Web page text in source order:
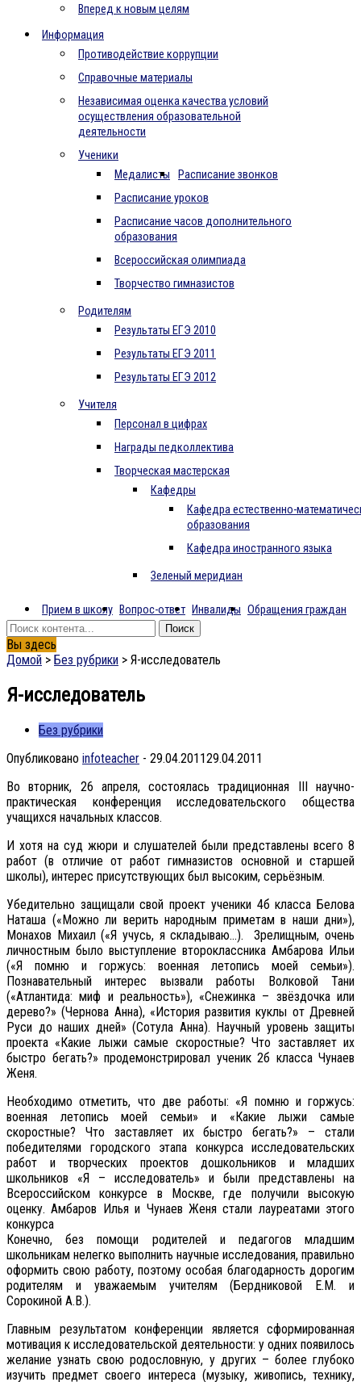
Вперед к новым целям
Информация
Противодействие коррупции
Справочные материалы
Независимая оценка качества условий
осуществления образовательной
деятельности
Ученики
Медалисты
Расписание звонков
Расписание уроков
Расписание часов дополнительного
образования
Всероссийская олимпиада
Творчество гимназистов
Родителям
Результаты ЕГЭ 2010
Результаты ЕГЭ 2011
Результаты ЕГЭ 2012
Учителя
Персонал в цифрах
Награды педколлектива
Творческая мастерская
Кафедры
Кафедра естественно-
образования
Кафедра иностранного языка
Зеленый меридиан
Прием в школу Вопрос-ответ Инвалиды Обращения граждан
Вы здесь
Домой > Без рубрики > Я-исследователь
Я-исследователь
Без рубрики
Опубликовано infoteacher - 29.04.201129.04.2011
Во вторник, 26 апреля, состоялась традиционная III научно-
практическая конференция исследовательского общества
учащихся начальных классов.
И хотя на суд жюри и слушателей были представлены всего 8
работ (в отличие от работ гимназистов основной и старшей
школы), интерес присутствующих был высоким, серьёзным.
Убедительно защищали свой проект ученики 4б класса Белова
Наташа («Можно ли верить народным приметам в наши дни»),
Монахов Михаил («Я учусь, я складываю…). Зрелищным, очень
личностным было выступление второклассника Амбарова Ильи
(«Я помню и горжусь: военная летопись моей семьи»).
Познавательный интерес вызвали работы Волковой Тани
(«Атлантида: миф и реальность»), «Снежинка – звёздочка или
дерево?» (Чернова Анна), «История развития куклы от Древней
Руси до наших дней» (Сотула Анна). Научный уровень защиты
проекта «Какие лыжи самые скоростные? Что заставляет их
быстро бегать?» продемонстрировал ученик 2б класса Чунаев
Женя.
Необходимо отметить, что две работы: «Я помню и горжусь:
военная летопись моей семьи» и «Какие лыжи самые
скоростные? Что заставляет их быстро бегать?» – стали
победителями городского этапа конкурса исследовательских
работ и творческих проектов дошкольников и младших
школьников «Я – исследователь» и были представлены на
Всероссийском конкурсе в Москве, где получили высокую
оценку. Амбаров Илья и Чунаев Женя стали лауреатами этого
конкурса
Конечно, без помощи родителей и педагогов младшим
школьникам нелегко выполнить научные исследования, правильно
оформить свою работу, поэтому особая благодарность дорогим
родителям и уважаемым учителям (Бердниковой Е.М. и
Сорокиной А.В.).
Главным результатом конференции является сформированная
мотивация к исследовательской деятельности: у одних появилось
желание узнать свою родословную, у других – более глубоко
изучить предмет своего интереса (музыку, живопись, технику,